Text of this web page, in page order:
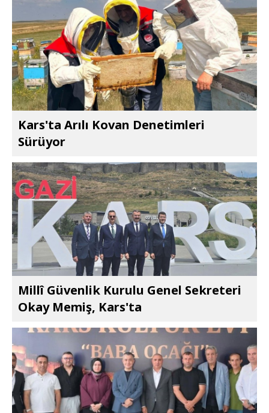
Kars'ta Arılı Kovan Denetimleri
Sürüyor
Millî Güvenlik Kurulu Genel Sekreteri
Okay Memiş, Kars'ta